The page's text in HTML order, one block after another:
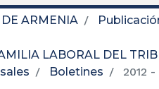
ARMENIA
LABORAL DEL
Boletines 2012 -